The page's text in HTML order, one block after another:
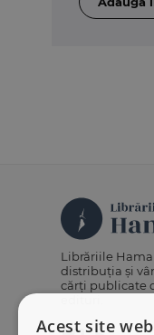
Acest site
Librăriile
distribuția și
cărți publicate